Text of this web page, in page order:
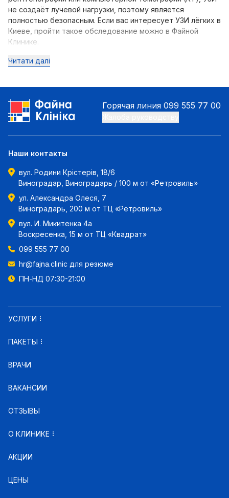
не создаёт лучевой нагрузки, поэтому является
полностью безопасным. Если вас интересует УЗИ лёгких в
Киеве, пройти такое обследование можно в Файной
Клинике.
Читати далі
Горячая линия 099 555 77 00
Наши контакты
вул. Родини Крістерів, 18/6
Виноградар, Виноградарь / 100 м от «Ретровиль»
ул. Александра Олеся, 7
Виноградарь, 200 м от ТЦ «Ретровиль»
вул. И. Микитенка 4а
Воскресенка, 15 м от ТЦ «Квадрат»
099 555 77 00
hr@fajna.clinic для резюме
ПН-НД 07:30-21:00
УСЛУГИ
ПАКЕТЫ
ВРАЧИ
ВАКАНСИИ
ОТЗЫВЫ
О КЛИНИКЕ
АКЦИИ
ЦЕНЫ